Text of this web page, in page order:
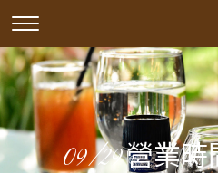
content
CLICK
TO
TOGGLE
NAVIGATION
MENU.
09/29 營業